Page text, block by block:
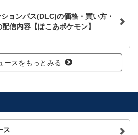
ョンパス(DLC)の価格・買い方・
信内容【ぽこあポケモン】
ースをもっとみる
ス